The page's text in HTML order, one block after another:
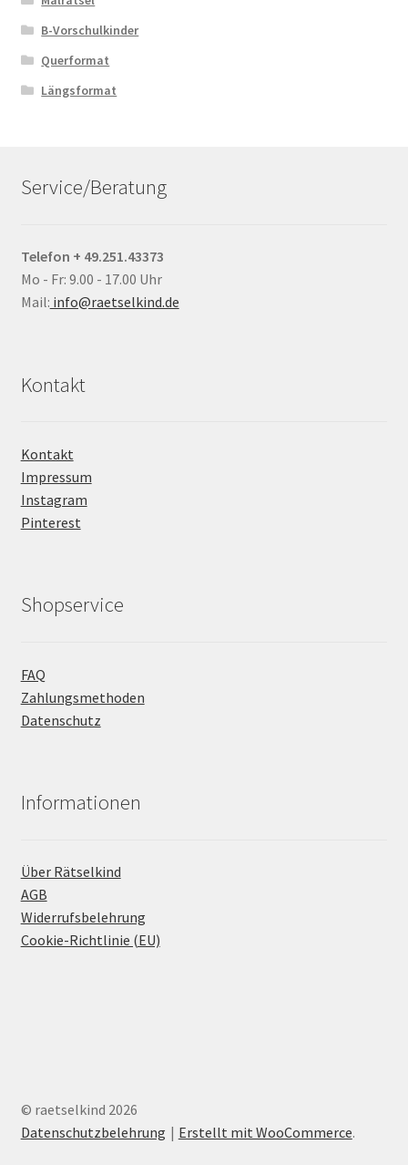
B-Vorschulkinder
Querformat
Längsformat
Service/Beratung
Telefon + 49.251.43373
Mo - Fr: 9.00 - 17.00 Uhr
Mail: info@raetselkind.de
Kontakt
Kontakt
Impressum
Instagram
Pinterest
Shopservice
FAQ
Zahlungsmethoden
Datenschutz
Informationen
Über Rätselkind
AGB
Widerrufsbelehrung
Cookie-Richtlinie (EU)
© raetselkind 2026
Datenschutzbelehrung
Erstellt mit WooCommerce.